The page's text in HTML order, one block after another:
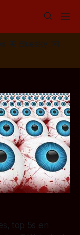
🦋 Bluesky
✉️
top 5s en